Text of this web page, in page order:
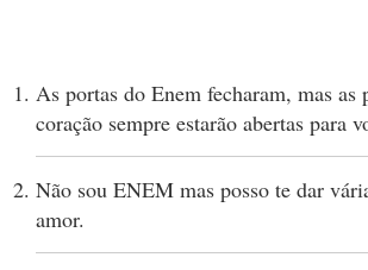
As portas do Enem fecharam, mas as
coração sempre estarão abertas para
Não sou ENEM mas posso te dar
amor.